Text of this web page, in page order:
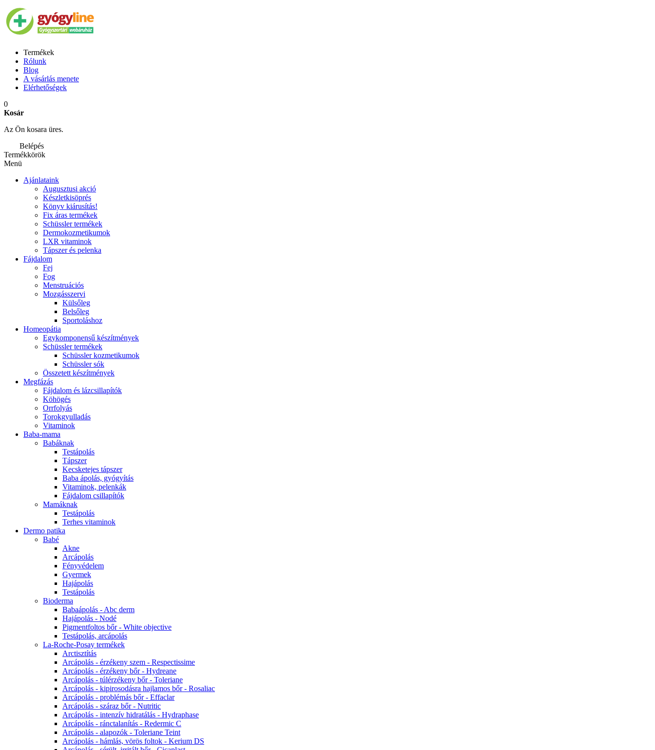
Termékek
Rólunk
Blog
A vásárlás menete
Elérhetőségek
0
Kosár
Az Ön kosara üres.
Belépés
Termékkörök
Menü
Ajánlataink
Augusztusi akció
Készletkisöprés
Könyv kiárusítás!
Fix áras termékek
Schüssler termékek
Dermokozmetikumok
LXR vitaminok
Tápszer és pelenka
Fájdalom
Fej
Fog
Menstruációs
Mozgásszervi
Külsőleg
Belsőleg
Sportoláshoz
Homeopátia
Egykomponensű készítmények
Schüssler termékek
Schüssler kozmetikumok
Schüssler sók
Összetett készítmények
Megfázás
Fájdalom és lázcsillapítók
Köhögés
Orrfolyás
Torokgyulladás
Vitaminok
Baba-mama
Babáknak
Testápolás
Tápszer
Kecsketejes tápszer
Baba ápolás, gyógyítás
Vitaminok, pelenkák
Fájdalom csillapítók
Mamáknak
Testápolás
Terhes vitaminok
Dermo patika
Babé
Akne
Arcápolás
Fényvédelem
Gyermek
Hajápolás
Testápolás
Bioderma
Babaápolás - Abc derm
Hajápolás - Nodé
Pigmentfoltos bőr - White objective
Testápolás, arcápolás
La-Roche-Posay termékek
Arctisztítás
Arcápolás - érzékeny szem - Respectissime
Arcápolás - érzékeny bőr - Hydreane
Arcápolás - túlérzékeny bőr - Toleriane
Arcápolás - kipirosodásra hajlamos bőr - Rosaliac
Arcápolás - problémás bőr - Effaclar
Arcápolás - száraz bőr - Nutritic
Arcápolás - intenzív hidratálás - Hydraphase
Arcápolás - ránctalanítás - Redermic C
Arcápolás - alapozók - Toleriane Teint
Arcápolás - hámlás, vörös foltok - Kerium DS